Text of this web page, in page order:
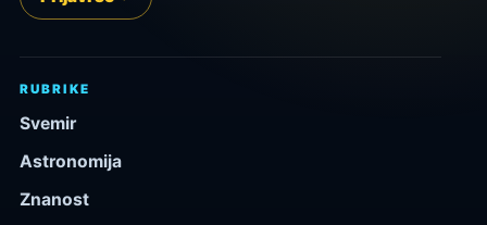
RUBRIKE
Svemir
Astronomija
Znanost